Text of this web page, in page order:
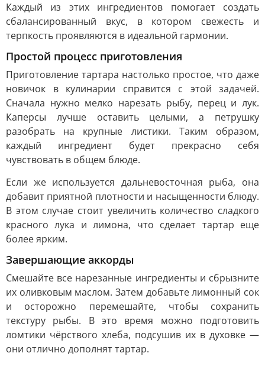
Каждый из этих ингредиентов помогает создать
сбалансированный вкус, в котором свежесть и
терпкость проявляются в идеальной гармонии.
Простой процесс приготовления
Приготовление тартара настолько простое, что даже
новичок в кулинарии справится с этой задачей.
Сначала нужно мелко нарезать рыбу, перец и лук.
Каперсы лучше оставить целыми, а петрушку
разобрать на крупные листики. Таким образом,
каждый ингредиент будет прекрасно себя
чувствовать в общем блюде.
Если же используется дальневосточная рыба, она
добавит приятной плотности и насыщенности блюду.
В этом случае стоит увеличить количество сладкого
красного лука и лимона, что сделает тартар еще
более ярким.
Завершающие аккорды
Смешайте все нарезанные ингредиенты и сбрызните
их оливковым маслом. Затем добавьте лимонный сок
и осторожно перемешайте, чтобы сохранить
текстуру рыбы. В это время можно подготовить
ломтики чёрствого хлеба, подсушив их в духовке —
они отлично дополнят тартар.